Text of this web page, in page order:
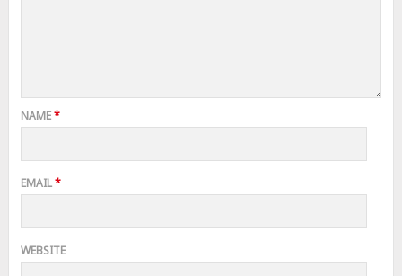
NAME*
EMAIL*
WEBSITE